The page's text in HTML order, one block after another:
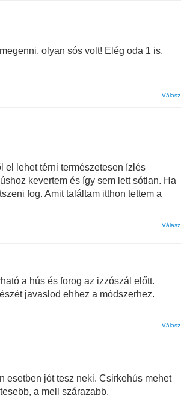
olyan sós volt! Elég oda 1 is,
Válasz
el lehet térni természetesen ízlés
kevertem és így sem lett sótlan. Ha
fog. Amit találtam itthon tettem a
Válasz
a hús és forog az izzószál előtt.
javaslod ehhez a módszerhez.
Válasz
esetben jót tesz neki. Csirkehús mehet
a mell szárazabb.